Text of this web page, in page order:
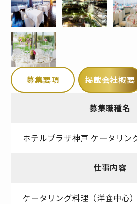
募集要項 掲載会社概要
募集職種名
ホテルプラザ神戸 ケータリン
仕事内容
ケータリング料理（洋食中心